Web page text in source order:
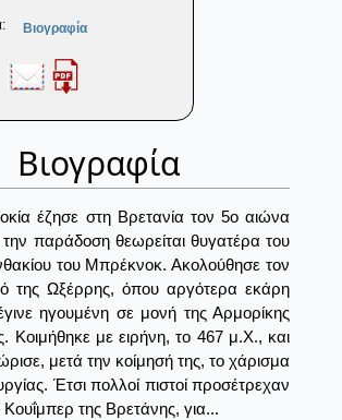
Βιογραφία
Βιογραφία
έζησε στη Βρετανία τον 5ο αιώνα
παράδοση θεωρείται θυγατέρα του
του Μπρέκνοκ. Ακολούθησε τον
της Ωξέρρης, όπου αργότερα εκάρη
ηγουμένη σε μονή της Αρμορίκης
Κοιμήθηκε με ειρήνη, το 467 μ.Χ., και
μετά την κοίμησή της, το χάρισμα
Έτσι πολλοί πιστοί προσέτρεχαν
της Βρετάνης, για...